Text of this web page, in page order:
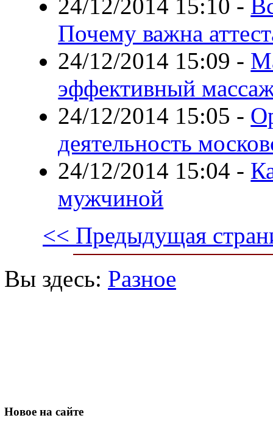
24/12/2014 15:10 -
Почему важна
24/12/2014 15:09 -
эффективный
24/12/2014 15:05 -
деятельность
24/12/2014 15:04 -
мужчиной
<< Предыдущая
Вы здесь: Разное
Новое на сайте